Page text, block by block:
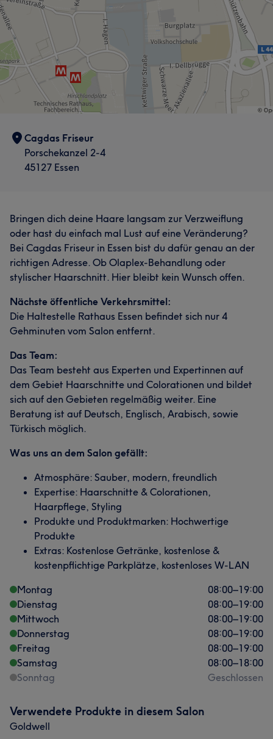
Cagdas Friseur
Porschekanzel 2-4
45127 Essen
Bringen dich deine Haare langsam zur Verzweiflung
oder hast du einfach mal Lust auf eine Veränderung?
Bei Cagdas Friseur in Essen bist du dafür genau an der
richtigen Adresse. Ob Olaplex-Behandlung oder
stylischer Haarschnitt. Hier bleibt kein Wunsch offen.
Nächste öffentliche Verkehrsmittel:
Die Haltestelle Rathaus Essen befindet sich nur 4
Gehminuten vom Salon entfernt.
Das Team:
Das Team besteht aus Experten und Expertinnen auf
dem Gebiet Haarschnitte und Colorationen und bildet
sich auf den Gebieten regelmäßig weiter. Eine
Beratung ist auf Deutsch, Englisch, Arabisch, sowie
Türkisch möglich.
Was uns an dem Salon gefällt:
Atmosphäre: Sauber, modern, freundlich
Expertise: Haarschnitte & Colorationen,
Haarpflege, Styling
Produkte und Produktmarken: Hochwertige
Produkte
Extras: Kostenlose Getränke, kostenlose &
kostenpflichtige Parkplätze, kostenloses W-LAN
Montag
08:00–19:00
Dienstag
08:00–19:00
Mittwoch
08:00–19:00
Donnerstag
08:00–19:00
Freitag
08:00–19:00
Samstag
08:00–18:00
Sonntag
Geschlossen
Verwendete Produkte in diesem Salon
Goldwell